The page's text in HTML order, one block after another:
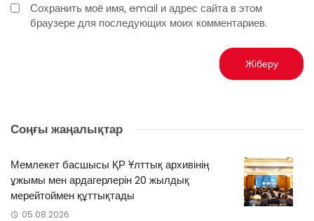
Сохранить моё имя, email и адрес сайта в этом
браузере для последующих моих комментариев.
Соңғы жаңалықтар
Мемлекет басшысы ҚР Ұлттық архивінің
ұжымы мен ардагерлерін 20 жылдық
мерейтоймен құттықтады
05.08.2026